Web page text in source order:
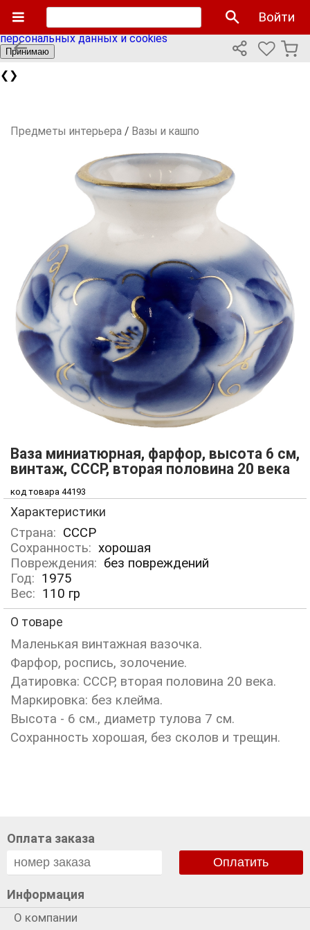
Мы используем cookies файлы для улучшения работы
сайта и персонализации. Продолжая пользоваться сайтом
вы соглашаетесь с нашейполитикой использования
персональных данных и cookies
Принимаю
❮ ❯
Войти
Предметы интерьера / Вазы и кашпо
Ваза миниатюрная, фарфор, высота 6 см,
винтаж, СССР, вторая половина 20 века
код товара 44193
Характеристики
Страна: СССР
Сохранность: хорошая
Повреждения: без повреждений
Год: 1975
Вес: 110 гр
О товаре
Маленькая винтажная вазочка.
Фарфор, роспись, золочение.
Датировка: СССР, вторая половина 20 века.
Маркировка: без клейма.
Высота - 6 см., диаметр тулова 7 см.
Сохранность хорошая, без сколов и трещин.
Оплата заказа
Оплатить
Информация
О компании